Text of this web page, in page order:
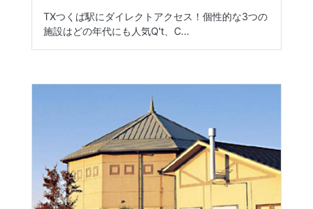
TXつくば駅にダイレクトアクセス！個性的な3つの
施設はどの年代にも人気Q't、C...